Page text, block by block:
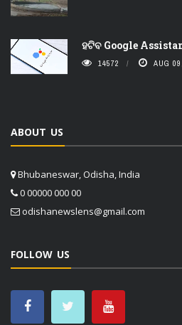
ହଟିବ Google
14572 AUG
ABOUT US
Bhubaneswar, Odisha, India
0 00000 000 00
odishanewslens@gmail.com
FOLLOW US